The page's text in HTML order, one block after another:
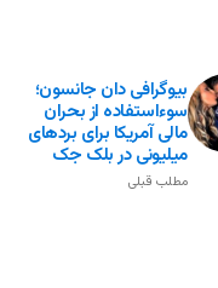
بیوگرافی دان جانسون؛
سوءاستفاده از بحران
مالی آمریکا برای بردهای
میلیونی در بلک جک
مطلب قبلی